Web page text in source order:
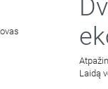
Laidą